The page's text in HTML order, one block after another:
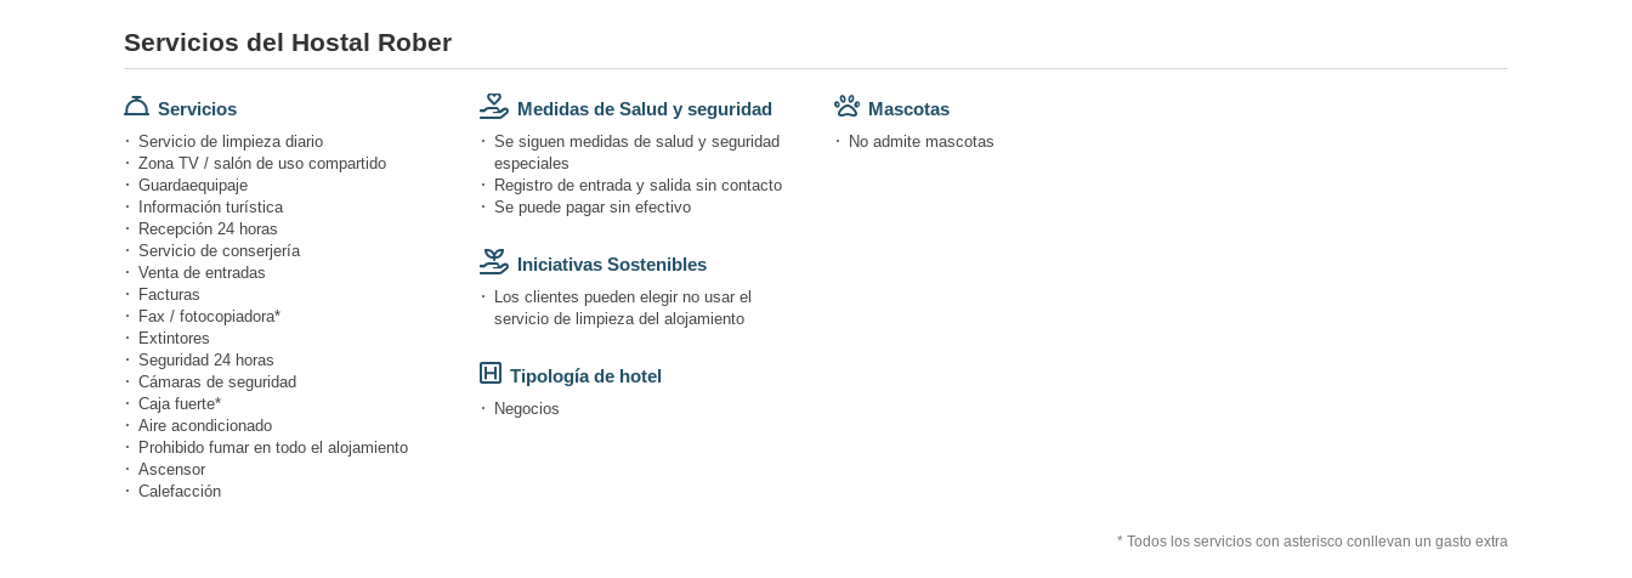
Servicios del Hostal Rober
Servicios
Servicio de limpieza diario
Zona TV / salón de uso compartido
Guardaequipaje
Información turística
Recepción 24 horas
Servicio de conserjería
Venta de entradas
Facturas
Fax / fotocopiadora*
Extintores
Seguridad 24 horas
Cámaras de seguridad
Caja fuerte*
Aire acondicionado
Prohibido fumar en todo el alojamiento
Ascensor
Calefacción
Medidas de Salud y seguridad
Se siguen medidas de salud y seguridad
especiales
Registro de entrada y salida sin contacto
Se puede pagar sin efectivo
Iniciativas Sostenibles
Los clientes pueden elegir no usar el
servicio de limpieza del alojamiento
Tipología de hotel
Negocios
Mascotas
No admite mascotas
* Todos los servicios con asterisco conllevan un gasto extra